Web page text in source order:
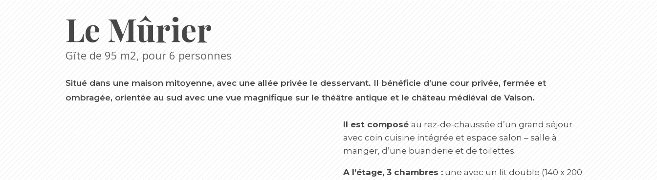
Le Mûrier
Gîte de 95 m2, pour 6 personnes
Situé dans une maison mitoyenne, avec une allée privée le desservant. Il bénéficie d’une cour privée, fermée et
ombragée, orientée au sud avec une vue magnifique sur le théâtre antique et le château médiéval de Vaison.
Il est composé au rez-de-chaussée d’un grand séjour
avec coin cuisine intégrée et espace salon – salle à
manger, d’une buanderie et de toilettes.
A l’étage, 3 chambres :une avec un lit double (140 x 200